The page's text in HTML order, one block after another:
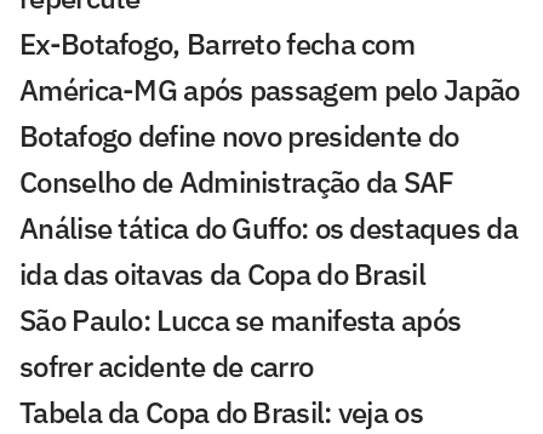
Ex-Botafogo, Barreto fecha com
América-MG após passagem pelo Japão
Botafogo define novo presidente do
Conselho de Administração da SAF
Análise tática do Guffo: os destaques da
ida das oitavas da Copa do Brasil
São Paulo: Lucca se manifesta após
sofrer acidente de carro
Tabela da Copa do Brasil: veja os